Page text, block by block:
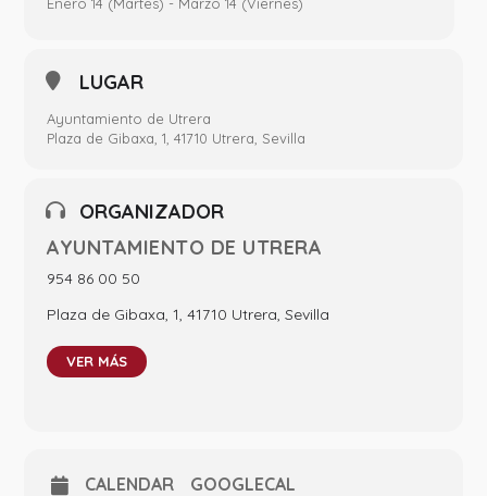
LUGAR
Ayuntamiento de Utrera
Plaza de Gibaxa, 1, 41710 Utrera, Sevilla
ORGANIZADOR
AYUNTAMIENTO DE UTRERA
954 86 00 50
Plaza de Gibaxa, 1, 41710 Utrera, Sevilla
VER MÁS
CALENDAR GOOGLECAL